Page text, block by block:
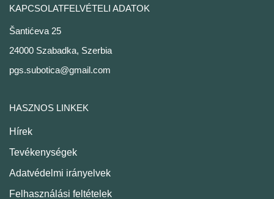
KAPCSOLATFELVÉTELI ADATOK
Šantićeva 25
24000 Szabadka, Szerbia
pgs.subotica@gmail.com
HASZNOS LINKEK
Hírek
Tevékenységek
Adatvédelmi irányelvek
Felhasználási feltételek